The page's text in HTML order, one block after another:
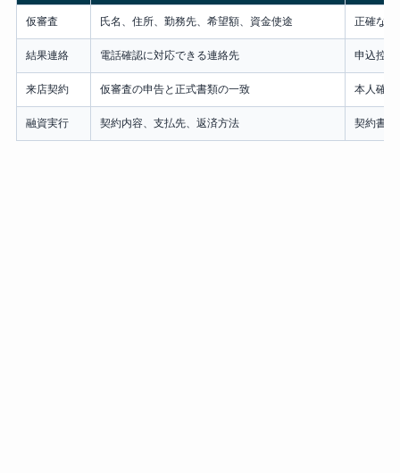
仮審査 氏名、住所、勤務先、希望額、資金使途 正確な申
結果連絡 電話確認に対応できる連絡先 申込控え
来店契約 仮審査の申告と正式書類の一致 本人確認
融資実行 契約内容、支払先、返済方法 契約書、